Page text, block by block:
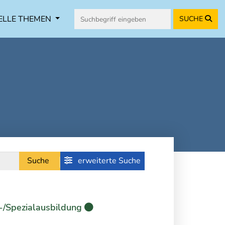
THEMEN SUCHE
Suche erweiterte Suche
Spezialausbildung